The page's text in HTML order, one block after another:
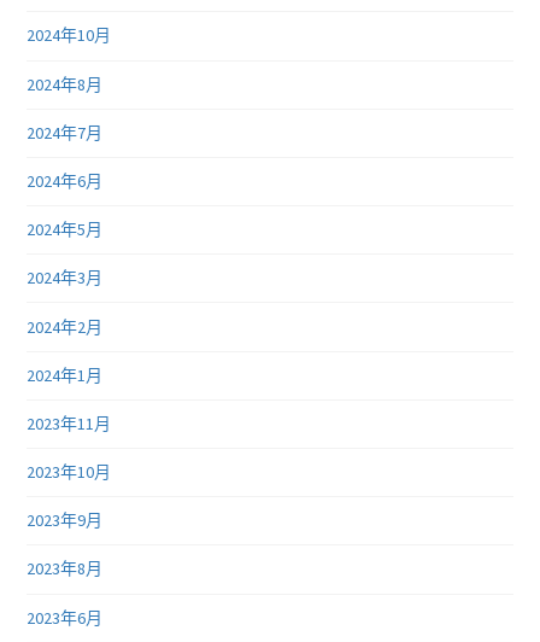
2024年10月
2024年8月
2024年7月
2024年6月
2024年5月
2024年3月
2024年2月
2024年1月
2023年11月
2023年10月
2023年9月
2023年8月
2023年6月